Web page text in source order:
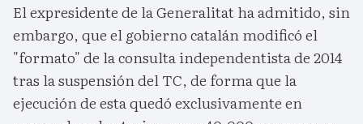
El expresidente de la Generalitat ha admitido, sin
embargo, que el gobierno catalán modificó el
"formato" de la consulta independentista de 2014
tras la suspensión del TC, de forma que la
ejecución de esta quedó exclusivamente en